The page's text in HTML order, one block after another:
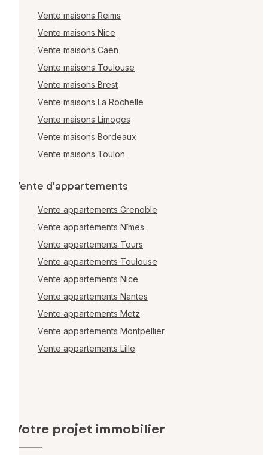
Vente maisons Reims
Vente maisons Nice
Vente maisons Caen
Vente maisons Toulouse
Vente maisons Brest
Vente maisons La Rochelle
Vente maisons Limoges
Vente maisons Bordeaux
Vente maisons Toulon
Vente d'appartements
Vente appartements Grenoble
Vente appartements Nîmes
Vente appartements Tours
Vente appartements Toulouse
Vente appartements Nice
Vente appartements Nantes
Vente appartements Metz
Vente appartements Montpellier
Vente appartements Lille
Votre projet immobilier